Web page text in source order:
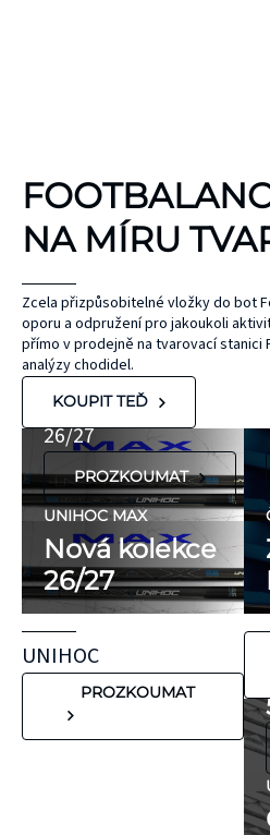
NA MÍRU
Zcela přizpůsobitelné vložky do bot
oporu a odpružení pro jakoukoli
přímo v prodejně na tvarovací stanici
analýzy chodidel.
KOUPIT TEĎ
UNIHOC
MAX
Nová kolekce
26/27
PROZKOUMAT
UNIHOC MAX
Nová kolekce
26/27
UNIHOC
PROZKOUMAT